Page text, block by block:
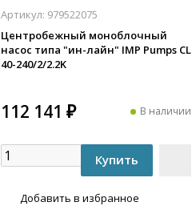
Артикул: 979522075
Центробежный моноблочный
насос типа "ин-лайн" IMP Pumps CL
40-240/2/2.2K
112 141 ₽ В наличии
Добавить в избранное